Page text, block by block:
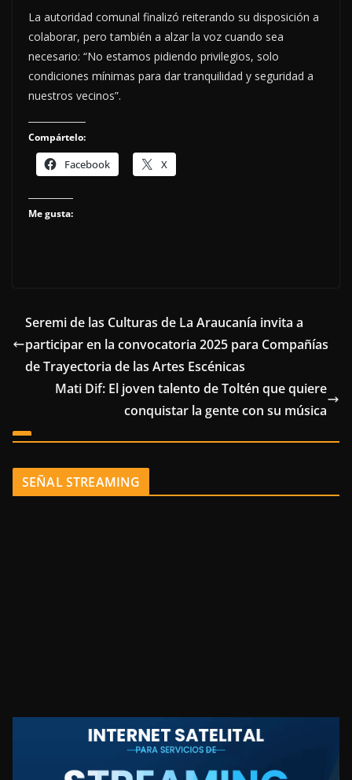
La autoridad comunal finalizó reiterando su disposición a
colaborar, pero también a alzar la voz cuando sea
necesario: “No estamos pidiendo privilegios, solo
condiciones mínimas para dar tranquilidad y seguridad a
nuestros vecinos”.
Compártelo:
Facebook X
Me gusta:
Seremi de las Culturas de La Araucanía invita a
participar en la convocatoria 2025 para Compañías
de Trayectoria de las Artes Escénicas
Mati Dif: El joven talento de Toltén que quiere
conquistar la gente con su música
SEÑAL STREAMING